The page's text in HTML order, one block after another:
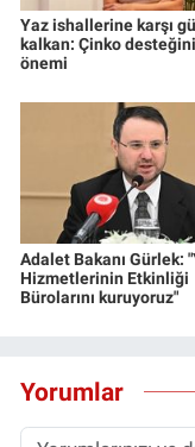
Yaz ishallerine karşı
kalkan: Çinko
önemi
Adalet Bakanı Gürlek:
Hizmetlerinin Etkinliği
Bürolarını kuruyoruz"
Yorumlar